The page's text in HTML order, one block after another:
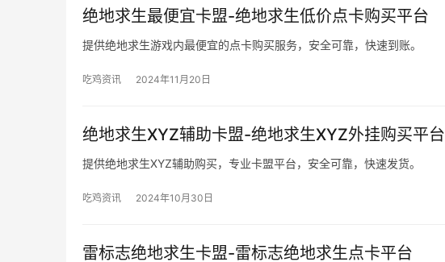
绝地求生最便宜卡盟-绝地求生低价点卡购买平台
提供绝地求生游戏内最便宜的点卡购买服务，安全可靠，快速到账。
吃鸡资讯 2024年11月20日
绝地求生XYZ辅助卡盟-绝地求生XYZ外挂购买平台
提供绝地求生XYZ辅助购买，专业卡盟平台，安全可靠，快速发货。
吃鸡资讯 2024年10月30日
雷标志绝地求生卡盟-雷标志绝地求生点卡平台